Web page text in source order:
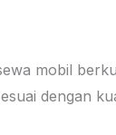
mobil
dengan